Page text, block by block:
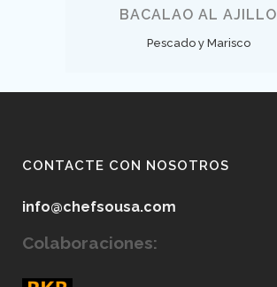
BACALAO AL AJILLO
Pescado y Marisco
CONTACTE CON NOSOTROS
info@chefsousa.com
Colaboraciones: